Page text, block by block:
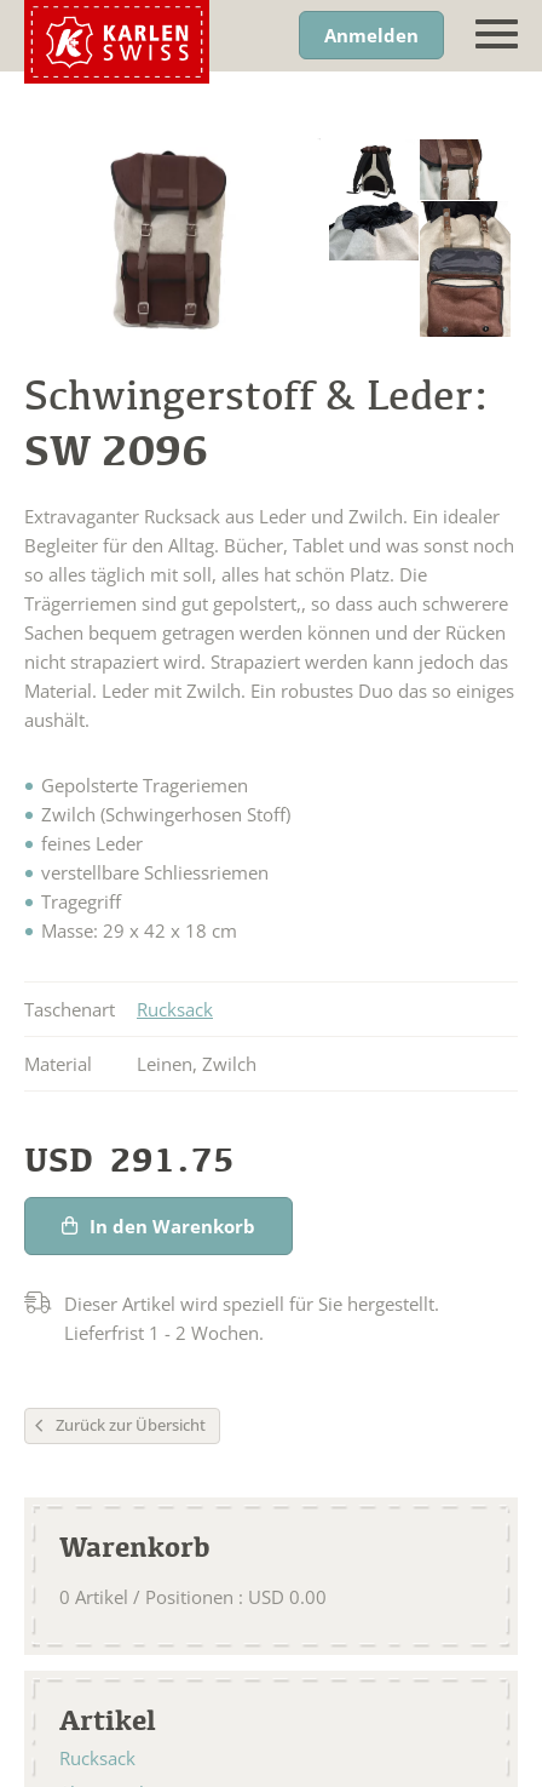
Anmelden
Schwingerstoff & Leder:
SW 2096
Extravaganter Rucksack aus Leder und Zwilch. Ein idealer
Begleiter für den Alltag. Bücher, Tablet und was sonst noch
so alles täglich mit soll, alles hat schön Platz. Die
Trägerriemen sind gut gepolstert,, so dass auch schwerere
Sachen bequem getragen werden können und der Rücken
nicht strapaziert wird. Strapaziert werden kann jedoch das
Material. Leder mit Zwilch. Ein robustes Duo das so einiges
aushält.
Gepolsterte Trageriemen
Zwilch (Schwingerhosen Stoff)
feines Leder
verstellbare Schliessriemen
Tragegriff
Masse: 29 x 42 x 18 cm
Taschenart Rucksack
Material Leinen, Zwilch
USD 291.75
In den Warenkorb
Dieser Artikel wird speziell für Sie hergestellt.
Lieferfrist 1 - 2 Wochen.
Zurück zur Übersicht
Warenkorb
0 Artikel / Positionen : USD 0.00
Artikel
Rucksack